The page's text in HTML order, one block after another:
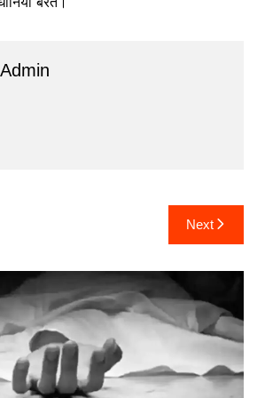
Admin
Next